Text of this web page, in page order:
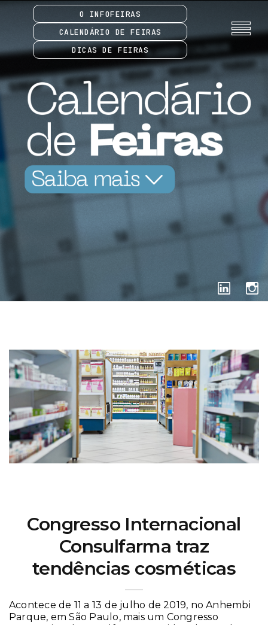
O INFOFEIRAS
CALENDÁRIO DE FEIRAS
DICAS DE FEIRAS
Congresso Internacional
Consulfarma traz
tendências cosméticas
Acontece de 11 a 13 de julho de 2019, no Anhembi
Parque, em São Paulo, mais um Congresso